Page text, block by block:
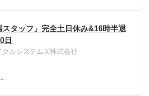
スタッフ」完全土日休み&16時半退
日
ルシステムズ株式会社